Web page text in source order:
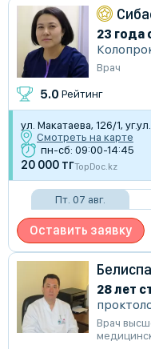
23 года
Врач
5.0 Рейтинг
ул. Макатаева, 126/1,
Смотреть на карте
пн-сб: 09:00-14:45
20 000 тгTopDoc.kz
Пт. 07 авг.
Оставить заявку
28 лет
Врач